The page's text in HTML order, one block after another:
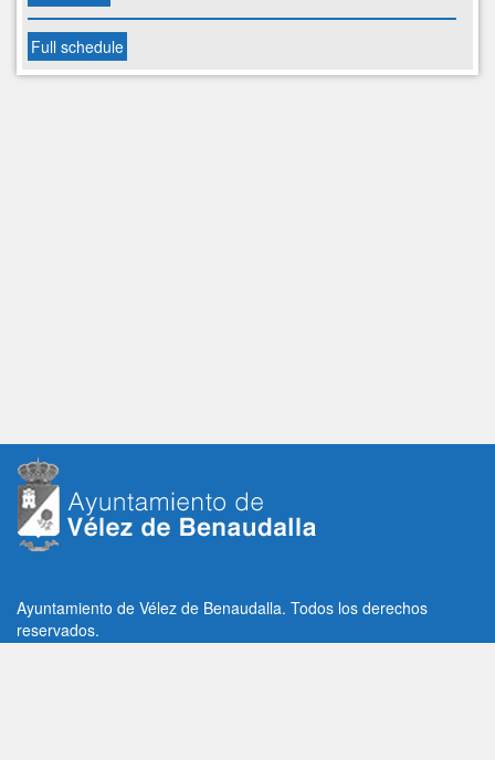
Full schedule
Ayuntamiento de Vélez de Benaudalla. Todos los derechos
reservados.